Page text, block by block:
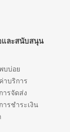
และสนับสนุน
บบ่อย
าบริการ
ารจัดส่ง
ารชำระเงิน